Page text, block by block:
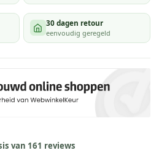
30 dagen retour
eenvoudig geregeld
van 161 reviews